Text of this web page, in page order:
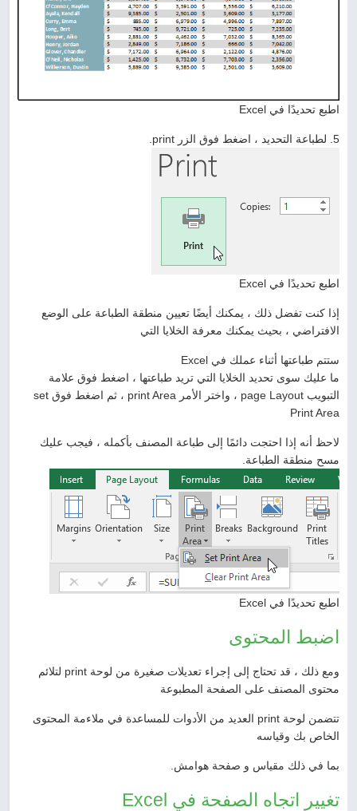
اطبع تحديدًا في Excel
5. لطباعة التحديد ، اضغط فوق الزر print.
اطبع تحديدًا في Excel
إذا كنت تفضل ذلك ، يمكنك أيضًا تعيين منطقة الطباعة على الوضع
الافتراضي ، بحيث يمكنك معرفة الخلايا التي
ستتم طباعتها أثناء عملك في Excel
ما عليك سوى تحديد الخلايا التي تريد طباعتها ، اضغط فوق علامة
التبويب page Layout ، واختر الأمر print Area ، ثم اضغط فوق set
Print Area
لاحظ أنه إذا احتجت دائمًا إلى طباعة المصنف بأكمله ، فيجب عليك
مسح منطقة الطباعة.
اطبع تحديدًا في Excel
اضبط المحتوى
ومع ذلك ، قد تحتاج إلى إجراء تعديلات صغيرة من لوحة print لتلائم
محتوى المصنف على الصفحة المطبوعة
تتضمن لوحة print العديد من الأدوات للمساعدة في ملاءمة المحتوى
الخاص بك وقياسه
بما في ذلك مقياس و صفحة هوامش.
تغيير اتجاه الصفحة في Excel